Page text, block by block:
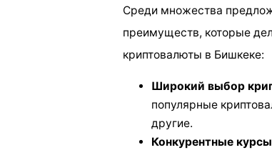
Среди множества
преимуществ, которые
криптовалюты в Бишкеке:
Широкий выбор
популярные
другие.
Конкурентные